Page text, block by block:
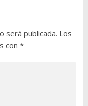
será publicada. Los
con *